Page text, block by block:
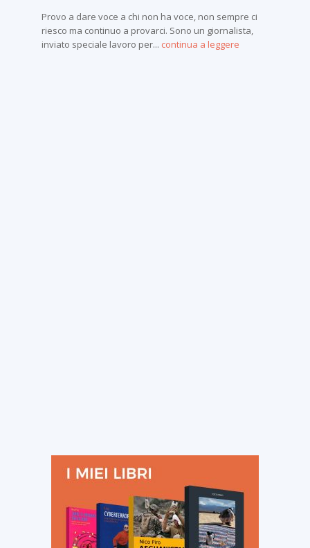
Provo a dare voce a chi non ha voce, non sempre ci
riesco ma continuo a provarci. Sono un giornalista,
inviato speciale lavoro per... continua a leggere